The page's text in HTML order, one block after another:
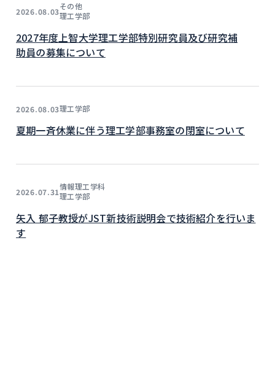
2026.08.03その他
理工学部
2027年度上智大学理工学部特別研究員及び研究補
助員の募集について
2026.08.03理工学部
夏期一斉休業に伴う理工学部事務室の閉室について
2026.07.31情報理工学科
理工学部
矢入 郁子教授がJST新技術説明会で技術紹介を行いま
す